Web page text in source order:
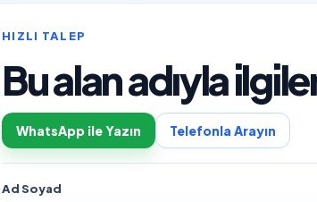
HIZLI TALEP
Bu alan adıyla
WhatsApp ile Yazın Telefonla Arayın
Ad Soyad